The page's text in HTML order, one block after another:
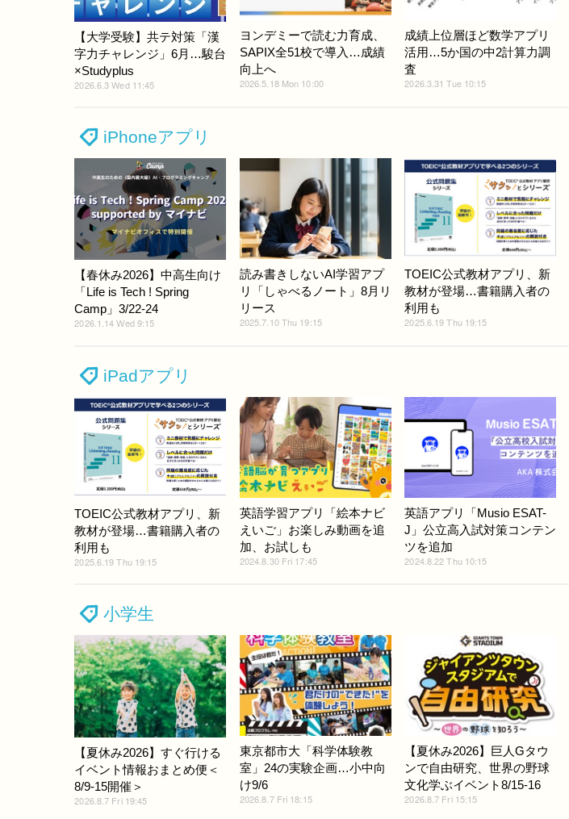
【大学受験】共テ対策「漢
字力チャレンジ」6月…駿台
×Studyplus
2026.6.3 Wed 11:45
ヨンデミーで読む力育成、
SAPIX全51校で導入…成績
向上へ
2026.5.18 Mon 10:00
成績上位層ほど数学アプリ
活用…5か国の中2計算力調
査
2026.3.31 Tue 10:15
iPhoneアプリ
【春休み2026】中高生向け
「Life is Tech ! Spring
Camp」3/22-24
2026.1.14 Wed 9:15
読み書きしないAI学習アプ
リ「しゃべるノート」8月リ
リース
2025.7.10 Thu 19:15
TOEIC公式教材アプリ、新
教材が登場…書籍購入者の
利用も
2025.6.19 Thu 19:15
iPadアプリ
TOEIC公式教材アプリ、新
教材が登場…書籍購入者の
利用も
2025.6.19 Thu 19:15
英語学習アプリ「絵本ナビ
えいご」お楽しみ動画を追
加、お試しも
2024.8.30 Fri 17:45
英語アプリ「Musio ESAT-
J」公立高入試対策コンテン
ツを追加
2024.8.22 Thu 10:15
小学生
【夏休み2026】すぐ行ける
イベント情報おまとめ便＜
8/9-15開催＞
2026.8.7 Fri 19:45
東京都市大「科学体験教
室」24の実験企画…小中向
け9/6
2026.8.7 Fri 18:15
【夏休み2026】巨人Gタウ
ンで自由研究、世界の野球
文化学ぶイベント8/15-16
2026.8.7 Fri 15:15